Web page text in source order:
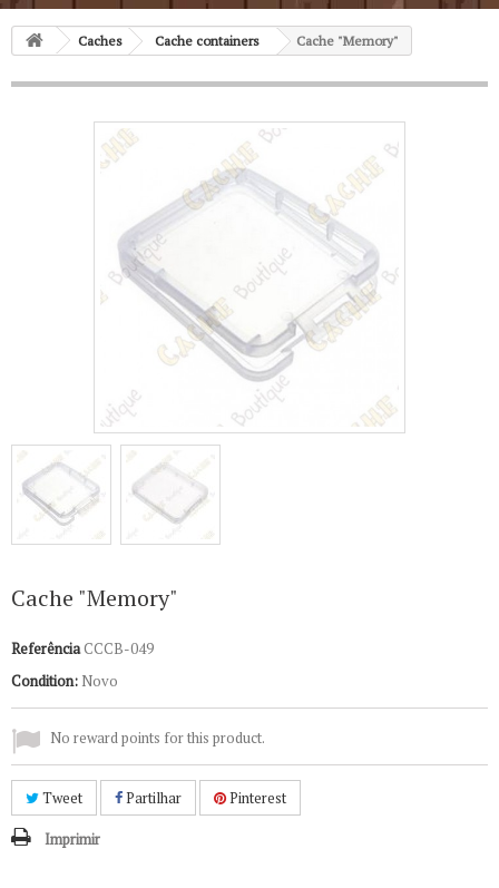
Caches Cache containers Cache "Memory"
Cache "Memory"
ReferênciaCCCB-049
Condition: Novo
No reward points for this product.
Tweet Partilhar Pinterest
Imprimir